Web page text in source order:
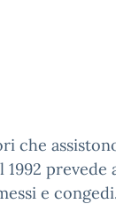
che
1992
e